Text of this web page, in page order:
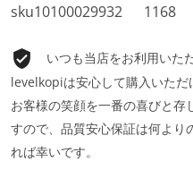
sku10100029932
1168
いつも当店をお利用いた
levelkopiは安心して購入いただ
お客様の笑顔を一番の喜びと
すので、品質安心保証は何より
れば幸いです。